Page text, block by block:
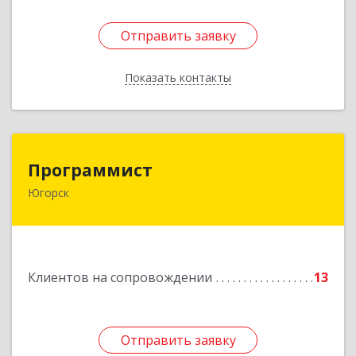
Отправить заявку
Показать контакты
Отправить заявку
Назад
Программист
Югорск
Клиентов на сопровождении 13
Отправить заявку
628264, Ханты-Мансийский Автономный округ
Подробнее
Отправить заявку